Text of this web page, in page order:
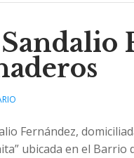
Fernández,
ubicada en el Barrio